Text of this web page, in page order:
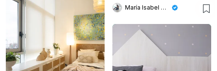
María Isabel Wetzel